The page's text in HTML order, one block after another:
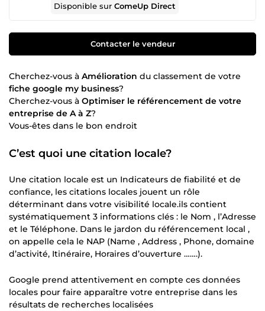
Disponible surComeUp Direct
Contacter le vendeur
Cherchez-vous à Amélioration du classement de votre
fiche google my business?
Cherchez-vous à Optimiser le référencement de votre
entreprise de A à Z?
Vous-êtes dans le bon endroit
C’est quoi une citation locale?
Une citation locale est un Indicateurs de fiabilité et de
confiance, les citations locales jouent un rôle
déterminant dans votre visibilité locale.ils contient
systématiquement 3 informations clés : le Nom , l’Adresse
et le Téléphone. Dans le jardon du référencement local ,
on appelle cela le NAP (Name , Address , Phone, domaine
d’activité, Itinéraire, Horaires d’ouverture …….).
Google prend attentivement en compte ces données
locales pour faire apparaître votre entreprise dans les
résultats de recherches localisées